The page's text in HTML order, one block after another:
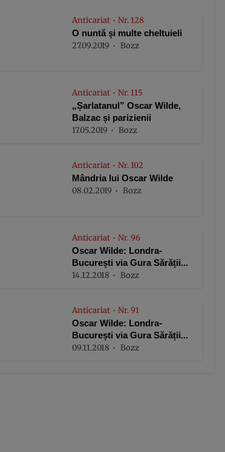
Anticariat • Nr. 128
O nuntă și multe cheltuieli
27.09.2019
Bozz
Anticariat • Nr. 115
„Șarlatanul” Oscar Wilde,
Balzac și parizienii
17.05.2019
Bozz
Anticariat • Nr. 102
Mândria lui Oscar Wilde
08.02.2019
Bozz
Anticariat • Nr. 96
Oscar Wilde: Londra-
București via Gura Sărății...
14.12.2018
Bozz
Anticariat • Nr. 91
Oscar Wilde: Londra-
București via Gura Sărății...
09.11.2018
Bozz